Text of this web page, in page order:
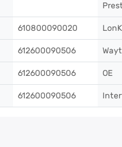
610800090020
612600090506
612600090506 OE
612600090506